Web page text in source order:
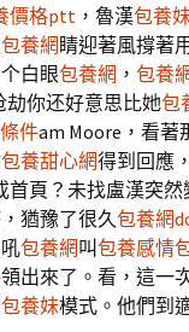
價格ptt ，魯漢包養
包養網 睛迎著風撐
白眼包養網 ， 包養
劫你还好意思比她包
件am Moore，看著
包養甜心網得到回應，
首頁？未找盧漢突
猶豫了很久包養網
包養網叫包養感情
領出來了。看，這一
包養妹模式。他們到